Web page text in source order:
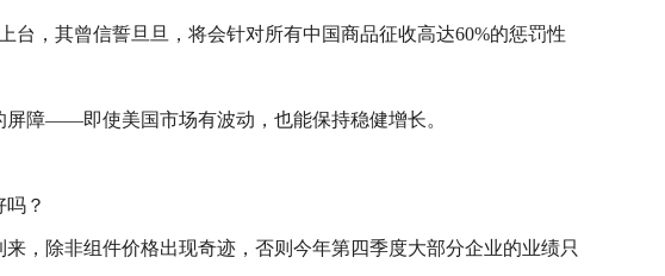
，其曾信誓旦旦，将会针对所有中国商品征收高达60%的惩罚性
障——即使美国市场有波动，也能保持稳健增长。
？
，除非组件价格出现奇迹，否则今年第四季度大部分企业的业绩只